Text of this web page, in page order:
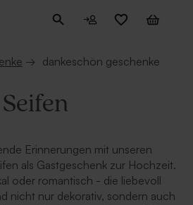
→ dankeschön geschenke
Seifen
Erinnerungen mit unseren
als Gastgeschenk zur Hochzeit.
oder romantisch - die liebevoll
nicht nur dekorativ, sondern auch